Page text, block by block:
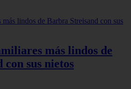
más lindos de
sus nietos